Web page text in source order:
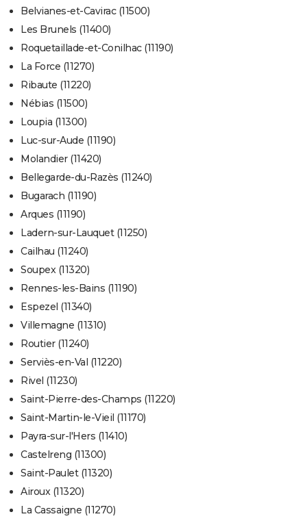
Belvianes-et-Cavirac (11500)
Les Brunels (11400)
Roquetaillade-et-Conilhac (11190)
La Force (11270)
Ribaute (11220)
Nébias (11500)
Loupia (11300)
Luc-sur-Aude (11190)
Molandier (11420)
Bellegarde-du-Razès (11240)
Bugarach (11190)
Arques (11190)
Ladern-sur-Lauquet (11250)
Cailhau (11240)
Soupex (11320)
Rennes-les-Bains (11190)
Espezel (11340)
Villemagne (11310)
Routier (11240)
Serviès-en-Val (11220)
Rivel (11230)
Saint-Pierre-des-Champs (11220)
Saint-Martin-le-Vieil (11170)
Payra-sur-l'Hers (11410)
Castelreng (11300)
Saint-Paulet (11320)
Airoux (11320)
La Cassaigne (11270)